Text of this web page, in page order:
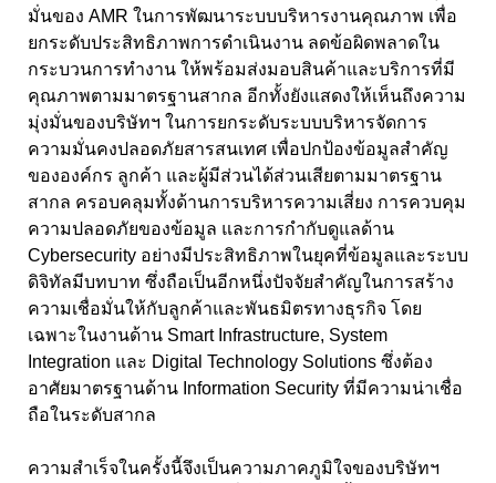
มั่นของ AMR ในการพัฒนาระบบบริหารงานคุณภาพ เพื่อ
ยกระดับประสิทธิภาพการดำเนินงาน ลดข้อผิดพลาดใน
กระบวนการทำงาน ให้พร้อมส่งมอบสินค้าและบริการที่มี
คุณภาพตามมาตรฐานสากล อีกทั้งยังแสดงให้เห็นถึงความ
มุ่งมั่นของบริษัทฯ ในการยกระดับระบบบริหารจัดการ
ความมั่นคงปลอดภัยสารสนเทศ เพื่อปกป้องข้อมูลสำคัญ
ขององค์กร ลูกค้า และผู้มีส่วนได้ส่วนเสียตามมาตรฐาน
สากล ครอบคลุมทั้งด้านการบริหารความเสี่ยง การควบคุม
ความปลอดภัยของข้อมูล และการกำกับดูแลด้าน
Cybersecurity อย่างมีประสิทธิภาพในยุคที่ข้อมูลและระบบ
ดิจิทัลมีบทบาท ซึ่งถือเป็นอีกหนึ่งปัจจัยสำคัญในการสร้าง
ความเชื่อมั่นให้กับลูกค้าและพันธมิตรทางธุรกิจ โดย
เฉพาะในงานด้าน Smart Infrastructure, System
Integration และ Digital Technology Solutions ซึ่งต้อง
อาศัยมาตรฐานด้าน Information Security ที่มีความน่าเชื่อ
ถือในระดับสากล
ความสำเร็จในครั้งนี้จึงเป็นความภาคภูมิใจของบริษัทฯ